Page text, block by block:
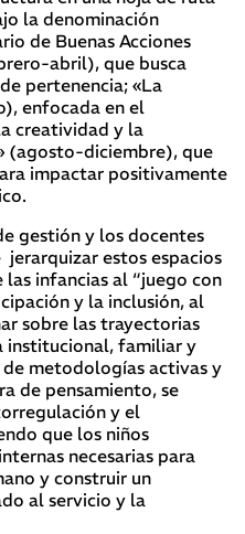
la denominación
de Buenas Acciones
abril), que busca
pertenencia; «La
enfocada en el
creatividad y la
(agosto-diciembre), que
impactar positivamente
gestión y los docentes
estos espacios
infancias al “juego con
y la inclusión, al
sobre las trayectorias
institucional, familiar y
metodologías activas y
de pensamiento, se
y el
que los niños
necesarias para
y construir un
al servicio y la